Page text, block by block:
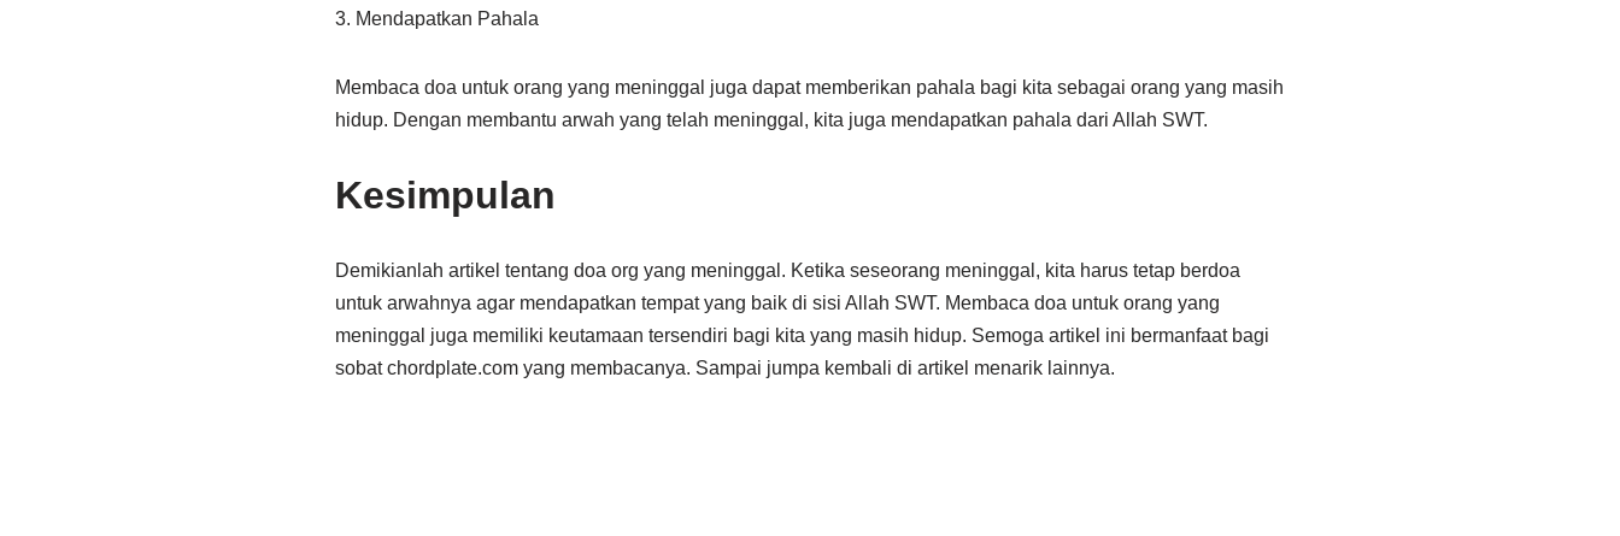
3. Mendapatkan Pahala
Membaca doa untuk orang yang meninggal juga dapat memberikan pahala bagi kita sebagai orang yang masih
hidup. Dengan membantu arwah yang telah meninggal, kita juga mendapatkan pahala dari Allah SWT.
Kesimpulan
Demikianlah artikel tentang doa org yang meninggal. Ketika seseorang meninggal, kita harus tetap berdoa
untuk arwahnya agar mendapatkan tempat yang baik di sisi Allah SWT. Membaca doa untuk orang yang
meninggal juga memiliki keutamaan tersendiri bagi kita yang masih hidup. Semoga artikel ini bermanfaat bagi
sobat chordplate.com yang membacanya. Sampai jumpa kembali di artikel menarik lainnya.